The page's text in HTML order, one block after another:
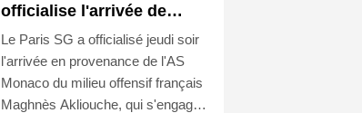
officialise l'arrivée de
Maghnès Akliouche en
provenance de Monaco
Le Paris SG a officialisé jeudi soir
l'arrivée en provenance de l'AS
Monaco du milieu offensif français
Maghnès Akliouche, qui s'engage